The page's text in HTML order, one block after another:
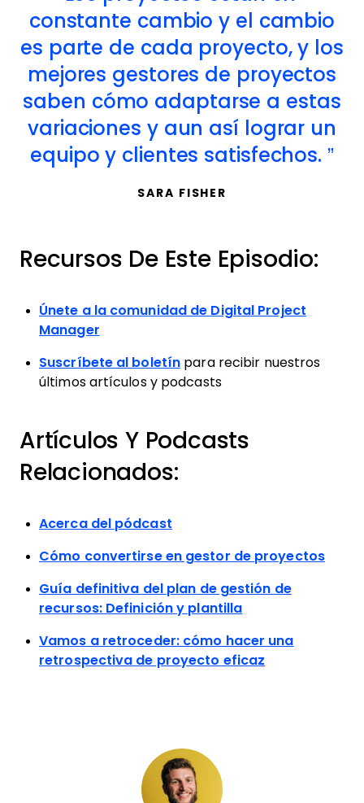
constante cambio y el cambio
es parte de cada proyecto, y los
mejores gestores de proyectos
saben cómo adaptarse a estas
variaciones y aun así lograr un
equipo y clientes satisfechos.
SARA FISHER
Recursos De Este Episodio:
Únete a la comunidad de Digital Project
Manager
Suscríbete al boletín para recibir nuestros
últimos artículos y podcasts
Artículos Y Podcasts
Relacionados:
Acerca del pódcast
Cómo convertirse en gestor de proyectos
Guía definitiva del plan de gestión de
recursos: Definición y plantilla
Vamos a retroceder: cómo hacer una
retrospectiva de proyecto eficaz